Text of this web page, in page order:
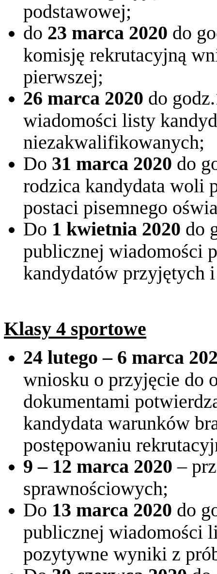
podstawowej;
do 23 marca 2020 do
komisję rekrutacyjną
pierwszej;
26 marca 2020 do godz.
wiadomości listy
niezakwalifikowanych;
Do 31 marca 2020 do
rodzica kandydata woli
postaci pisemnego
Do 1 kwietnia 2020 do
publicznej wiadomości
kandydatów przyjętych
Klasy 4 sportowe
24 lutego – 6 marca
wniosku o przyjęcie do
dokumentami
kandydata warunków
postępowaniu
9 – 12 marca 2020 –
sprawnościowych;
Do 13 marca 2020 do
publicznej wiadomości
pozytywne wyniki z